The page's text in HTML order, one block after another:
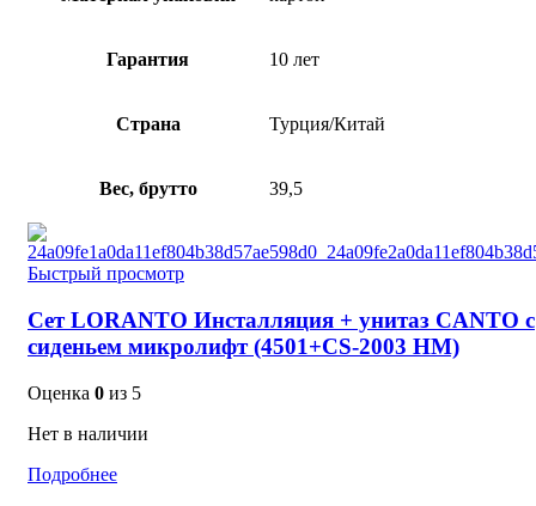
Гарантия 10 лет
Страна Турция/Китай
Вес, брутто 39,5
Быстрый просмотр
Сет LORANTO Инсталляция + унитаз CANTO с
сиденьем микролифт (4501+CS-2003 HM)
Оценка 0 из 5
Нет в наличии
Подробнее